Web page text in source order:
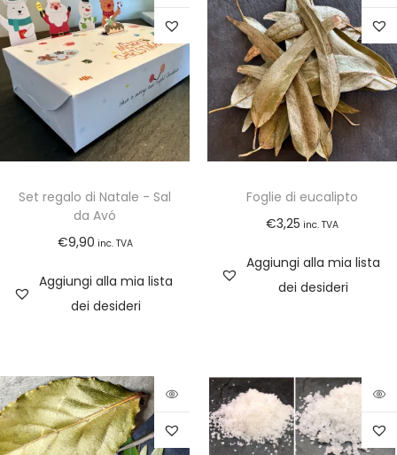
Set regalo di Natale - Sal
da Avó
€9,90 inc. TVA
Aggiungi alla mia lista
dei desideri
Foglie di eucalipto
€3,25 inc. TVA
Aggiungi alla mia lista
dei desideri